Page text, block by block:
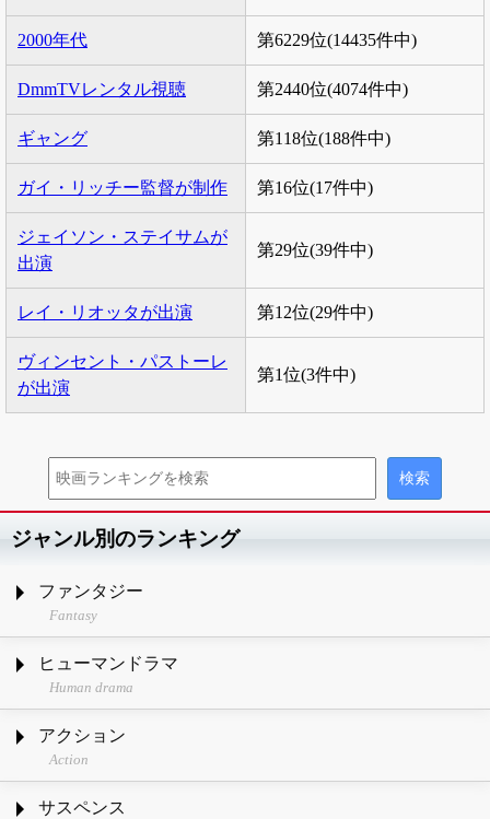
2000年代 第6229位(14435件中)
DmmTVレンタル視聴 第2440位(4074件中)
ギャング 第118位(188件中)
ガイ・リッチー監督が制作 第16位(17件中)
ジェイソン・ステイサムが
出演
第29位(39件中)
レイ・リオッタが出演 第12位(29件中)
ヴィンセント・パストーレ
が出演
第1位(3件中)
ジャンル別のランキング
ファンタジー
Fantasy
ヒューマンドラマ
Human drama
アクション
Action
サスペンス